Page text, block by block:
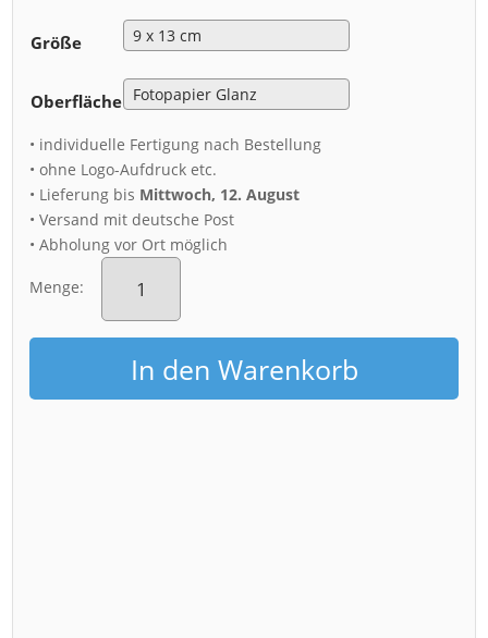
Größe
Oberfläche
• individuelle Fertigung nach Bestellung
• ohne Logo-Aufdruck etc.
• Lieferung bis Mittwoch, 12. August
• Versand mit deutsche Post
• Abholung vor Ort möglich
Menge:
Fotoabzug
(00716)
Zwinger
Hof
MengeIn den Warenkorb